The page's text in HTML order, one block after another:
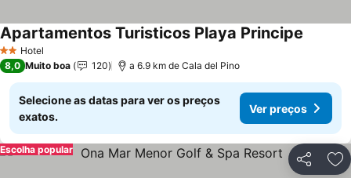
2 Estrelas
Hotel
Apartamentos Turisticos Playa Principe
8,0 Muito boa 120 a 6.9 km de Cala del Pino
Selecione as datas para ver os preços
exatos.
Ver preços
Partilhar
Escolha popular